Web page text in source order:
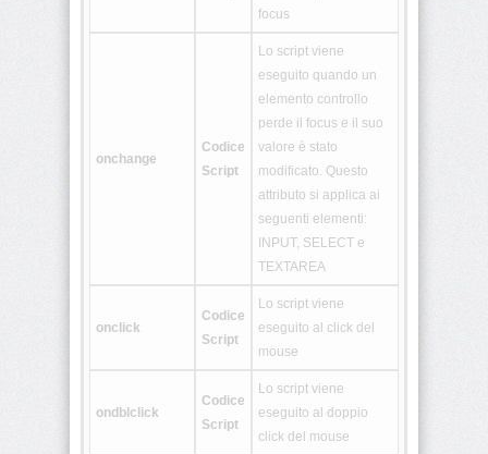
<var>
focus
onchange
Codice
Script
Lo script viene
eseguito quando un
elemento controllo
perde il focus e il suo
valore è stato
modificato. Questo
attributo si applica ai
seguenti elementi:
INPUT, SELECT e
TEXTAREA
onclick
Codice
Script
Lo script viene
eseguito al click del
mouse
ondblclick
Codice
Script
Lo script viene
eseguito al doppio
click del mouse